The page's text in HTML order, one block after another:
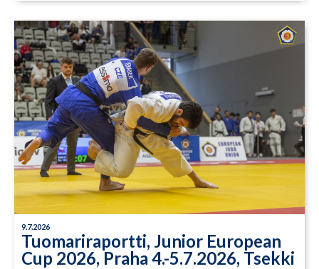
9.7.2026
Tuomariraportti, Junior European
Cup 2026, Praha 4.-5.7.2026, Tsekki